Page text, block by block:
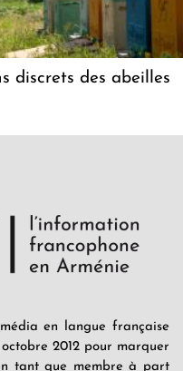
discrets des abeilles
en langue française
2012 pour marquer
tant que membre à part